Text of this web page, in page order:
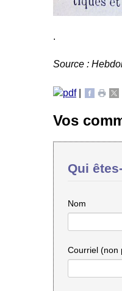
.
Source :
|
Vos
Qui
Nom
Courriel (non